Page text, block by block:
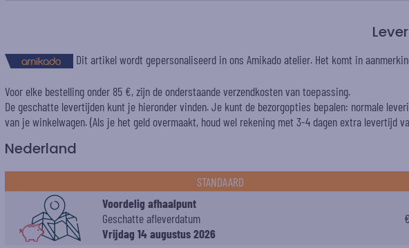
Dit artikel wordt gepersonaliseerd in ons Amikado atelier. Het komt in
Voor elke bestelling onder 85 €, zijn de onderstaande verzendkosten van toepassing.
De geschatte levertijden kunt je hieronder vinden. Je kunt de bezorgopties bepalen: normale
van je winkelwagen. (Als je het geld overmaakt, houd wel rekening met 3-4 dagen extra levertijd
Nederland
STANDAARD
Voordelig afhaalpunt
Geschatte afleverdatum
Vrijdag 14 augustus 2026